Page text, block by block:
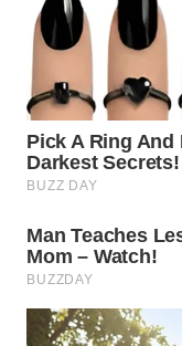
LAWAS
SUMEDANG
WN
CIANJUR
WN
KEPULAUAN
SERIBU
WN